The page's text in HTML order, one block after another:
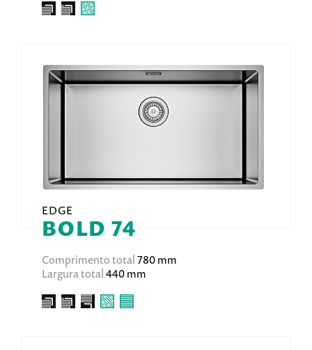
EDGE
BOLD 74
Comprimento total780 mm
Largura total440 mm